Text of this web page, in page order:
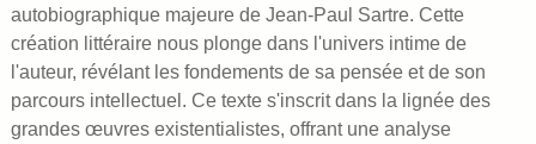
autobiographique majeure de Jean-Paul Sartre. Cette
création littéraire nous plonge dans l'univers intime de
l'auteur, révélant les fondements de sa pensée et de son
parcours intellectuel. Ce texte s'inscrit dans la lignée des
grandes œuvres existentialistes, offrant une analyse